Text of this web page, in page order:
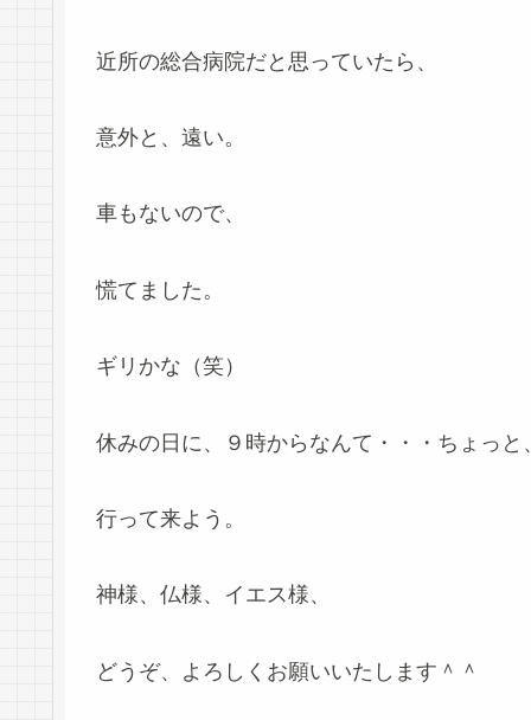
近所の総合病院だと思っていたら、
意外と、遠い。
車もないので、
慌てました。
ギリかな（笑）
休みの日に、９時からなんて・・・ちょっ
行って来よう。
神様、仏様、イエス様、
どうぞ、よろしくお願いいたします＾＾